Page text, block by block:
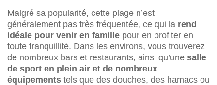
Malgré sa popularité, cette plage n’est
généralement pas très fréquentée, ce qui la rend
idéale pour venir en famille pour en profiter en
toute tranquillité. Dans les environs, vous trouverez
de nombreux bars et restaurants, ainsi qu’une salle
de sport en plein air et de nombreux
équipements tels que des douches, des hamacs ou